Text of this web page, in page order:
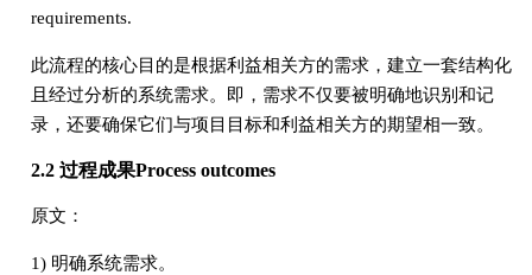
requirements.
此流程的核心目的是根据利益相关方的需求，建立一套结构化
且经过分析的系统需求。即，需求不仅要被明确地识别和记
录，还要确保它们与项目目标和利益相关方的期望相一致。
2.2 过程成果Process outcomes
原文：
1) 明确系统需求。